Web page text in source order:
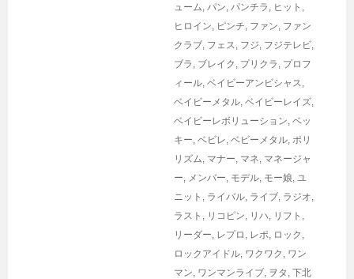
ューム, パン, パンチラ , ヒット ,
ヒロイン, ピンチ, ファン, ファン
クラブ, フェス, フジ, フジテレビ,
ブラ , ブレイク , プリクラ , プロフ
ィール, ベイビーアンビシャス,
ベイビーメタル, ベイビーレイズ,
ベイビーレボリューション, ベッ
キー, ベビレ, ベビーメタル, ポリ
リズム, マナー, マネ, マネージャ
ー, メンバー, モデル, モー娘, ユ
ニット , ライバル, ライブ, ラジオ,
ラスト , リコピン, リハ, リフト ,
リーダー, レプロ , レポ, ロック ,
ロックアイドル, ワクワク , ワン
マン, ワンマンライブ, ヲタ , 下北